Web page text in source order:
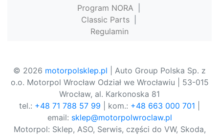
Program NORA
Classic Parts
Regulamin
© 2026 motorpolsklep.pl | Auto Group Polska Sp. z
o.o. Motorpol Wrocław Odział we Wrocławiu | 53-015
Wrocław, al. Karkonoska 81
tel.: +48 71 788 57 99 | kom.: +48 663 000 701
email: sklep@motorpolwroclaw.pl
Motorpol: Sklep, ASO, Serwis, części do VW, Skoda,